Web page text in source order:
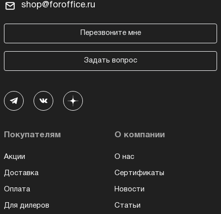
shop@foroffice.ru
Перезвоните мне
Задать вопрос
Покупателям
Акции
Доставка
Оплата
Для дилеров
О компании
О нас
Сертификаты
Новости
Статьи